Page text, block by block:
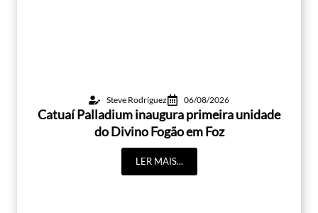
Steve Rodríguez 06/08/2026
Catuaí Palladium inaugura primeira unidade
do Divino Fogão em Foz
LER MAIS...